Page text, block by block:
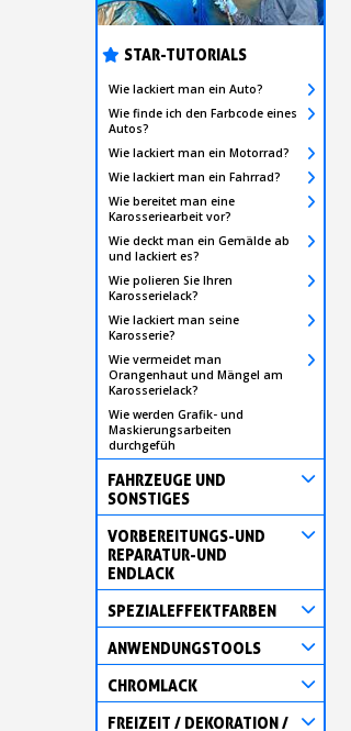
STAR-TUTORIALS
Wie lackiert man ein Auto?
Wie finde ich den Farbcode eines
Autos?
Wie lackiert man ein Motorrad?
Wie lackiert man ein Fahrrad?
Wie bereitet man eine
Karosseriearbeit vor?
Wie deckt man ein Gemälde ab
und lackiert es?
Wie polieren Sie Ihren
Karosserielack?
Wie lackiert man seine
Karosserie?
Wie vermeidet man
Orangenhaut und Mängel am
Karosserielack?
Wie werden Grafik- und
Maskierungsarbeiten
durchgefüh
FAHRZEUGE UND
SONSTIGES
VORBEREITUNGS-UND
REPARATUR-UND
ENDLACK
SPEZIALEFFEKTFARBEN
ANWENDUNGSTOOLS
CHROMLACK
FREIZEIT / DEKORATION /